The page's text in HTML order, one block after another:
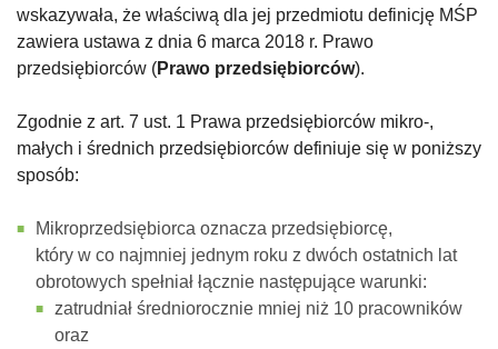
wskazywała, że właściwą dla jej przedmiotu definicję MŚP
zawiera ustawa z dnia 6 marca 2018 r. Prawo
przedsiębiorców (Prawo przedsiębiorców).
Zgodnie z art. 7 ust. 1 Prawa przedsiębiorców mikro-,
małych i średnich przedsiębiorców definiuje się w poniższy
sposób:
Mikroprzedsiębiorca oznacza przedsiębiorcę,
który w co najmniej jednym roku z dwóch ostatnich lat
obrotowych spełniał łącznie następujące warunki:
zatrudniał średniorocznie mniej niż 10 pracowników
oraz